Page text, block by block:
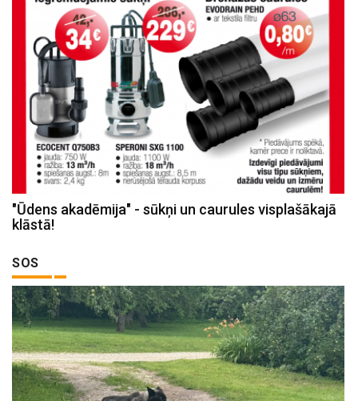
"Ūdens akadēmija" - sūkņi un caurules visplašākajā
klāstā!
SOS